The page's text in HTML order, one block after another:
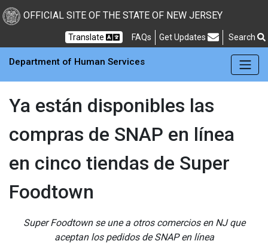
New Jersey
Skip to main Content
OFFICIAL SITE OF THE STATE OF NEW JERSEY
Translate FAQs Frequently Asked Questions
Get Updates Search
Department of Human Services
Ya están disponibles las
compras de SNAP en línea
en cinco tiendas de Super
Foodtown
Super Foodtown se une a otros comercios en NJ que
aceptan los pedidos de SNAP en línea